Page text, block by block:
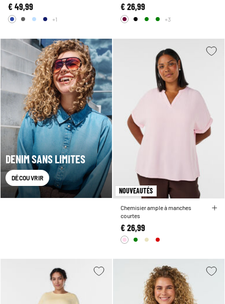
€ 49,99
+1
€ 26,99
+3
DENIM SANS LIMITES
DÉCOUVRIR
NOUVEAUTÉS
Chemisier ample à manches
courtes
€ 26,99